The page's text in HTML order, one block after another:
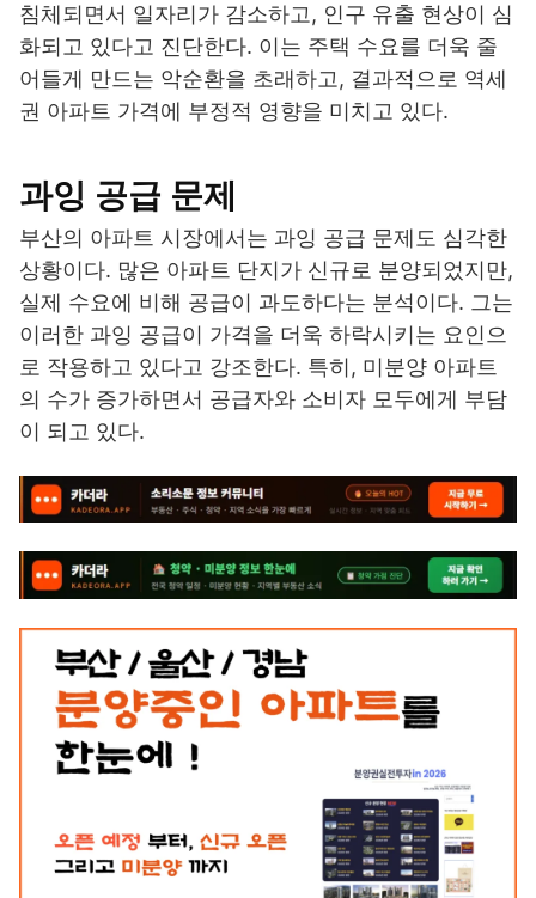
침체되면서 일자리가 감소하고, 인구 유출 현상이 심
화되고 있다고 진단한다. 이는 주택 수요를 더욱 줄
어들게 만드는 악순환을 초래하고, 결과적으로 역세
권 아파트 가격에 부정적 영향을 미치고 있다.
과잉 공급 문제
부산의 아파트 시장에서는 과잉 공급 문제도 심각한
상황이다. 많은 아파트 단지가 신규로 분양되었지만,
실제 수요에 비해 공급이 과도하다는 분석이다. 그는
이러한 과잉 공급이 가격을 더욱 하락시키는 요인으
로 작용하고 있다고 강조한다. 특히, 미분양 아파트
의 수가 증가하면서 공급자와 소비자 모두에게 부담
이 되고 있다.